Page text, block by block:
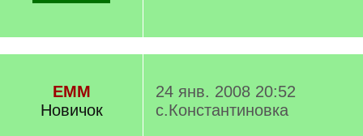
EMM
Новичок
24 янв. 2008 20:52
с.Константиновка